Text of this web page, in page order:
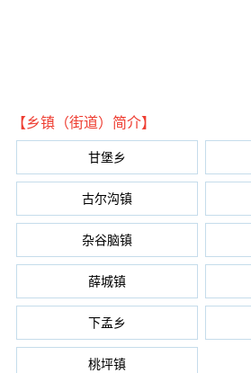
【乡镇（街道）简介】
甘堡乡
古尔沟镇
杂谷脑镇
薛城镇
下孟乡
桃坪镇